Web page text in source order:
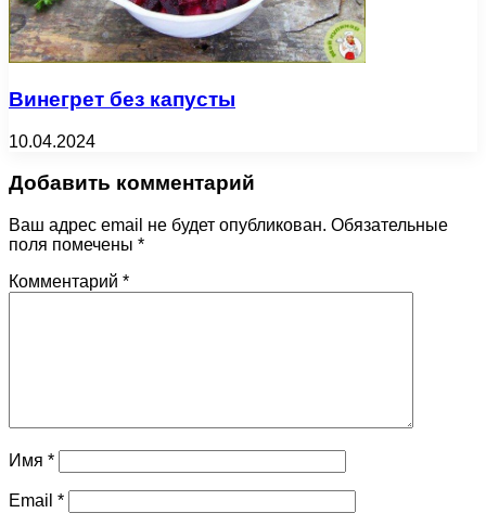
Винегрет без капусты
10.04.2024
Добавить комментарий
Ваш адрес email не будет опубликован. Обязательные
поля помечены *
Комментарий *
Имя *
Email *